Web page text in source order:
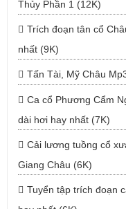
Thủy Phần 1 (12K)
Trích đoạn tân cổ
nhất (9K)
Tấn Tài, Mỹ Châu
Ca cổ Phương Cẩm
dài hơi hay nhất (7K)
Cải lương tuồng cổ
Giang Châu (6K)
Tuyển tập trích đoạn